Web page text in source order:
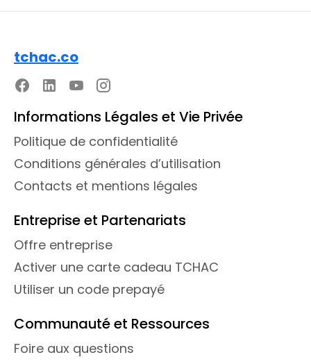
tchac.co
Informations Légales et Vie Privée
Politique de confidentialité
Conditions générales d’utilisation
Contacts et mentions légales
Entreprise et Partenariats
Offre entreprise
Activer une carte cadeau TCHAC
Utiliser un code prepayé
Communauté et Ressources
Foire aux questions